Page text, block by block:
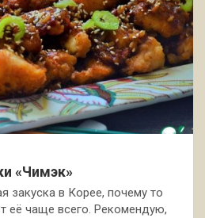
«Чимэк»
закуска в Корее, почему то
её чаще всего. Рекомендую,